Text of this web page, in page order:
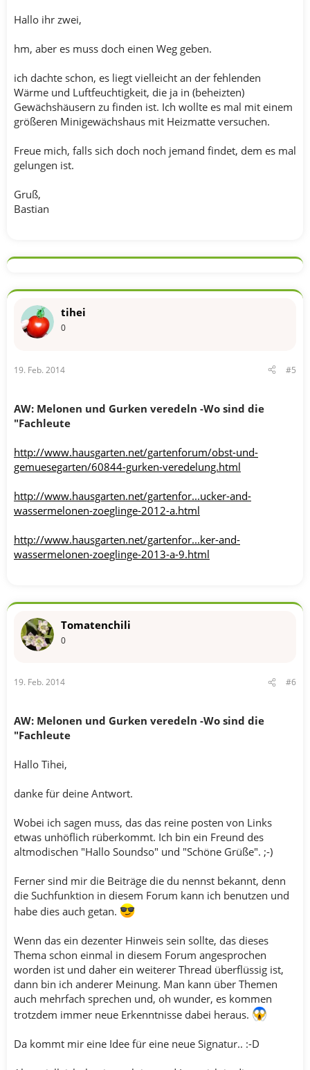
Hallo ihr zwei,
hm, aber es muss doch einen Weg geben.
ich dachte schon, es liegt vielleicht an der fehlenden
Wärme und Luftfeuchtigkeit, die ja in (beheizten)
Gewächshäusern zu finden ist. Ich wollte es mal mit einem
größeren Minigewächshaus mit Heizmatte versuchen.
Freue mich, falls sich doch noch jemand findet, dem es mal
gelungen ist.
Gruß,
Bastian
tihei
0
19. Feb. 2014 #5
AW: Melonen und Gurken veredeln -Wo sind die
"Fachleute
http://www.hausgarten.net/gartenforum/obst-und-
gemuesegarten/60844-gurken-veredelung.html
http://www.hausgarten.net/gartenfor...ucker-and-
wassermelonen-zoeglinge-2012-a.html
http://www.hausgarten.net/gartenfor...ker-and-
wassermelonen-zoeglinge-2013-a-9.html
Tomatenchili
0
19. Feb. 2014 #6
AW: Melonen und Gurken veredeln -Wo sind die
"Fachleute
Hallo Tihei,
danke für deine Antwort.
Wobei ich sagen muss, das das reine posten von Links
etwas unhöflich rüberkommt. Ich bin ein Freund des
altmodischen "Hallo Soundso" und "Schöne Grüße". ;-)
Ferner sind mir die Beiträge die du nennst bekannt, denn
die Suchfunktion in diesem Forum kann ich benutzen und
habe dies auch getan.
Wenn das ein dezenter Hinweis sein sollte, das dieses
Thema schon einmal in diesem Forum angesprochen
worden ist und daher ein weiterer Thread überflüssig ist,
dann bin ich anderer Meinung. Man kann über Themen
auch mehrfach sprechen und, oh wunder, es kommen
trotzdem immer neue Erkenntnisse dabei heraus.
Da kommt mir eine Idee für eine neue Signatur.. :-D